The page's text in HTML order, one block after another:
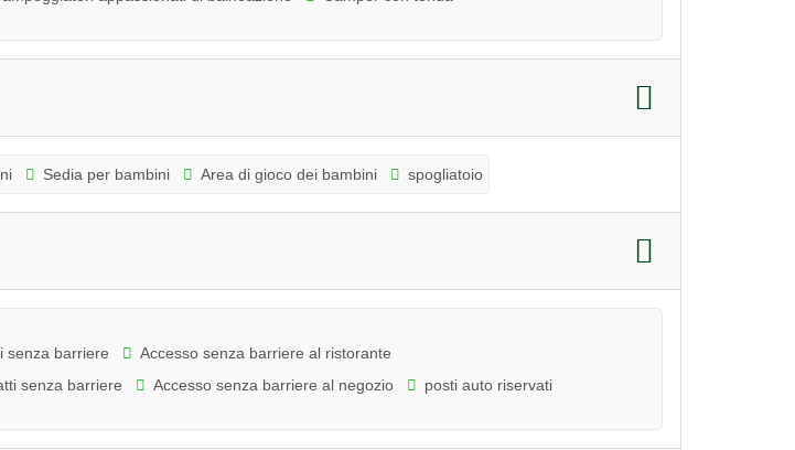
Sedia per bambini Area di gioco dei bambini spogliatoio
senza barriere
Accesso senza barriere al ristorante
senza barriere Accesso senza barriere al negozio
posti auto riservati